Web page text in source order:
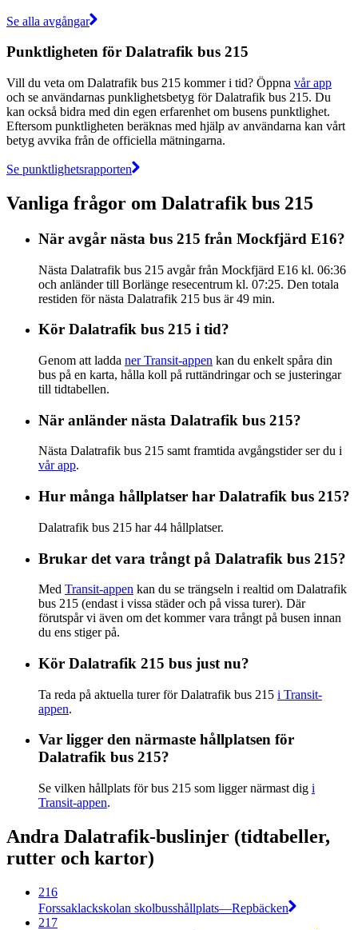
Se alla avgångar
Punktligheten för Dalatrafik bus 215
Vill du veta om Dalatrafik bus 215 kommer i tid? Öppna vår app
och se användarnas punklighetsbetyg för Dalatrafik bus 215. Du
kan också bidra med din egen erfarenhet om busens punktlighet.
Eftersom punktligheten beräknas med hjälp av användarna kan vårt
betyg avvika från de officiella mätningarna.
Se punktlighetsrapporten
Vanliga frågor om Dalatrafik bus 215
När avgår nästa bus 215 från Mockfjärd E16?
Nästa Dalatrafik bus 215 avgår från Mockfjärd E16 kl. 06:36
och anländer till Borlänge resecentrum kl. 07:25. Den totala
restiden för nästa Dalatrafik 215 bus är 49 min.
Kör Dalatrafik bus 215 i tid?
Genom att ladda ner Transit-appen kan du enkelt spåra din
bus på en karta, hålla koll på ruttändringar och se justeringar
till tidtabellen.
När anländer nästa Dalatrafik bus 215?
Nästa Dalatrafik bus 215 samt framtida avgångstider ser du i
vår app.
Hur många hållplatser har Dalatrafik bus 215?
Dalatrafik bus 215 har 44 hållplatser.
Brukar det vara trångt på Dalatrafik bus 215?
Med Transit-appen kan du se trängseln i realtid om Dalatrafik
bus 215 (endast i vissa städer och på vissa turer). Där
förutspår vi även om det kommer vara trångt på busen innan
du ens stiger på.
Kör Dalatrafik 215 bus just nu?
Ta reda på aktuella turer för Dalatrafik bus 215 i Transit-
appen.
Var ligger den närmaste hållplatsen för
Dalatrafik bus 215?
Se vilken hållplats för bus 215 som ligger närmast dig i
Transit-appen.
Andra Dalatrafik-buslinjer (tidtabeller,
rutter och kartor)
216
Forssaklackskolan skolbusshållplats—Repbäcken
217